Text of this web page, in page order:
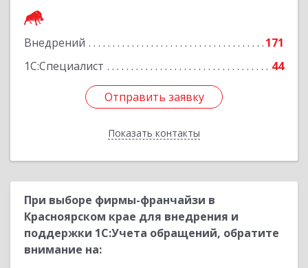
Внедрений
171
1С:Специалист
44
Отправить заявку
Показать контакты
Отправить заявку
Назад
При выборе фирмы-франчайзи в
Красноярском крае для внедрения и
поддержки 1С:Учета обращений, обратите
внимание на: